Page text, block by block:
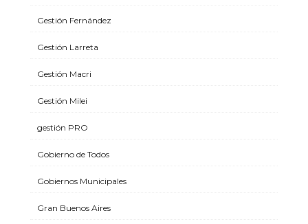
Gestión Fernández
Gestión Larreta
Gestión Macri
Gestión Milei
gestión PRO
Gobierno de Todos
Gobiernos Municipales
Gran Buenos Aires